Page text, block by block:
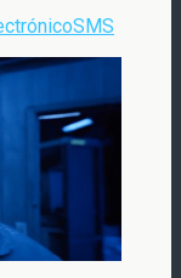
SMS